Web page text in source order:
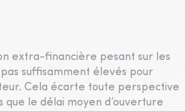
extra-financière pesant sur les
suffisamment élevés pour
Cela écarte toute perspective
que le délai moyen d’ouverture